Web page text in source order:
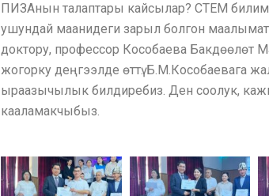
ПИЗАнын талаптары кайсылар? СТЕМ билим
ушундай маанидеги зарыл болгон
доктору, профессор Кособаева Бакдөөлөт
жогорку деңгээлде өттү. Б.М.Кособаевага
ыраазычылык билдиребиз. Ден соолук,
кааламакчыбыз.